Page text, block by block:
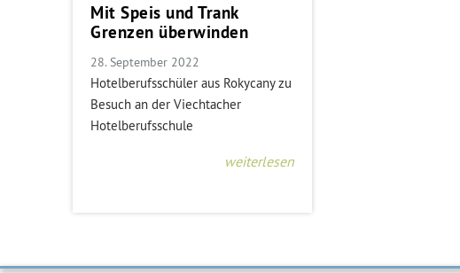
Mit Speis und Trank
Grenzen überwinden
28. September 2022
Hotelberufsschüler aus Rokycany zu
Besuch an der Viechtacher
Hotelberufsschule
weiterlesen